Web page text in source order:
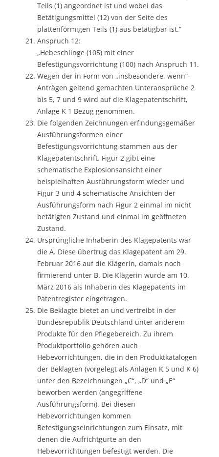
Teils (1) angeordnet ist und wobei das
Betätigungsmittel (12) von der Seite des
plattenförmigen Teils (1) aus betätigbar ist.“
Anspruch 12:
„Hebeschlinge (105) mit einer
Befestigungsvorrichtung (100) nach Anspruch 11.
Wegen der in Form von „insbesondere, wenn“-
Anträgen geltend gemachten Unteransprüche 2
bis 5, 7 und 9 wird auf die Klagepatentschrift,
Anlage K 1 Bezug genommen.
Die folgenden Zeichnungen erfindungsgemäßer
Ausführungsformen einer
Befestigungsvorrichtung stammen aus der
Klagepatentschrift. Figur 2 gibt eine
schematische Explosionsansicht einer
beispielhaften Ausführungsform wieder und
Figur 3 und 4 schematische Ansichten der
Ausführungsform nach Figur 2 einmal im nicht
betätigten Zustand und einmal im geöffneten
Zustand.
Ursprüngliche Inhaberin des Klagepatents war
die A. Diese übertrug das Klagepatent am 29.
Februar 2016 auf die Klägerin, damals noch
firmierend unter B. Die Klägerin wurde am 10.
März 2016 als Inhaberin des Klagepatents im
Patentregister eingetragen.
Die Beklagte bietet an und vertreibt in der
Bundesrepublik Deutschland unter anderem
Produkte für den Pflegebereich. Zu ihrem
Produktportfolio gehören auch
Hebevorrichtungen, die in den Produktkatalogen
der Beklagten (vorgelegt als Anlagen K 5 und K 6)
unter den Bezeichnungen „C“, „D“ und „E“
beworben werden (angegriffene
Ausführungsform). Bei diesen
Hebevorrichtungen kommen
Befestigungseinrichtungen zum Einsatz, mit
denen die Aufrichtgurte an den
Hebevorrichtungen befestigt werden. Die